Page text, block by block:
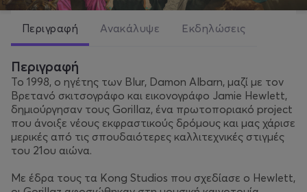
Περιγραφή Ανακάλυψε Εκδηλώσεις
Περιγραφή
Το 1998, ο ηγέτης των Blur, Damon Albarn, μαζί με τον
Βρετανό σκιτσογράφο και εικονογράφο Jamie Hewlett,
δημιούργησαν τους Gorillaz, ένα πρωτοποριακό project
που άνοιξε νέους εκφραστικούς δρόμους και μας χάρισε
μερικές από τις σπουδαιότερες καλλιτεχνικές στιγμές
του 21ου αιώνα.
Με έδρα τους τα Kong Studios που σχεδίασε ο Hewlett,